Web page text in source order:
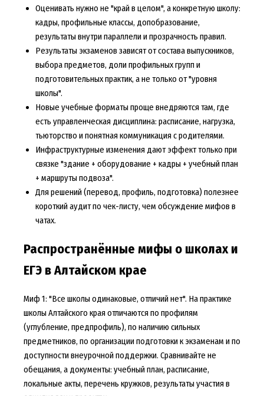
Оценивать нужно не "край в целом", а конкретную школу:
кадры, профильные классы, допобразование,
результаты внутри параллели и прозрачность правил.
Результаты экзаменов зависят от состава выпускников,
выбора предметов, доли профильных групп и
подготовительных практик, а не только от "уровня
школы".
Новые учебные форматы проще внедряются там, где
есть управленческая дисциплина: расписание, нагрузка,
тьюторство и понятная коммуникация с родителями.
Инфраструктурные изменения дают эффект только при
связке "здание + оборудование + кадры + учебный план
+ маршруты подвоза".
Для решений (перевод, профиль, подготовка) полезнее
короткий аудит по чек-листу, чем обсуждение мифов в
чатах.
Распространённые мифы о школах и
ЕГЭ в Алтайском крае
Миф 1: "Все школы одинаковые, отличий нет". На практике
школы Алтайского края отличаются по профилям
(углубление, предпрофиль), по наличию сильных
предметников, по организации подготовки к экзаменам и по
доступности внеурочной поддержки. Сравнивайте не
обещания, а документы: учебный план, расписание,
локальные акты, перечень кружков, результаты участия в